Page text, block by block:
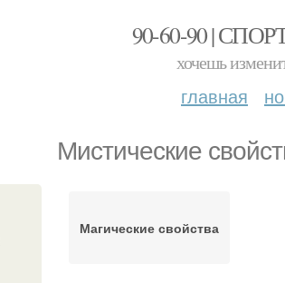
90-60-90 |
хочешь
главная
Мистические
Магические свойства